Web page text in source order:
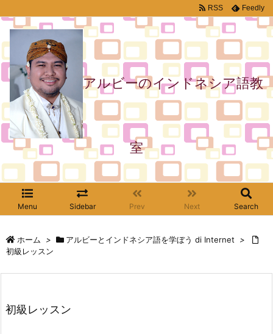
アルビーのインドネシア語教
室
Menu Sidebar Prev Next Search
RSS Feedly
ホーム > アルビーとインドネシア語を学ぼう di Internet
>
初級レッスン
初級レッスン